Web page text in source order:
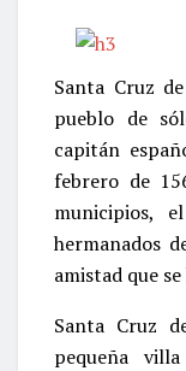
Santa Cruz
pueblo de
capitán
febrero de
municipios,
hermanados
amistad que
Santa Cruz
pequeña